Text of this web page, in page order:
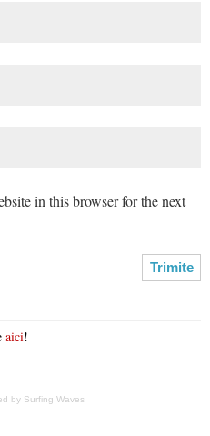
in this browser for the next
aici!
by Surfing Waves